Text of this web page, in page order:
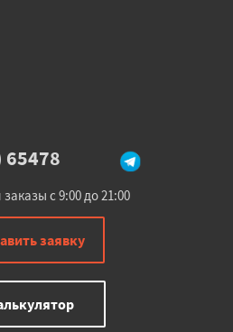
65478
с 9:00 до 21:00
заявку